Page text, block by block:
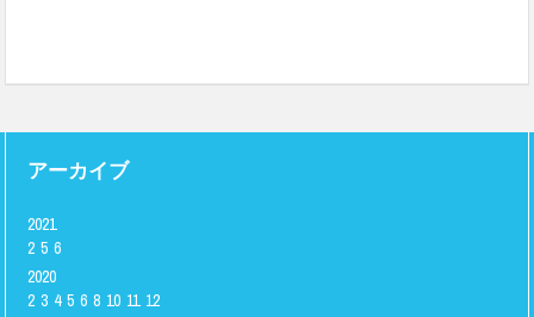
アーカイブ
2021
2 5 6
2020
2 3 4 5 6 8 10 11 12